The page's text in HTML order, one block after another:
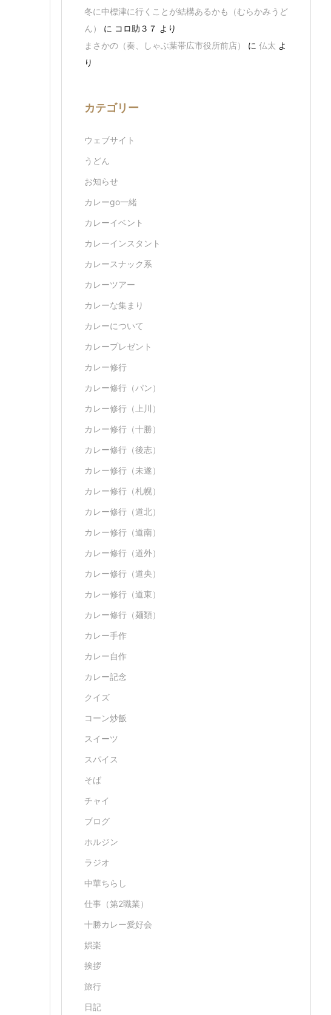
冬に中標津に行くことが結構あるかも（むらかみうど
ん）
に コロ助３７ より
まさかの（奏、しゃぶ葉帯広市役所前店）
に 仏太 よ
り
カテゴリー
ウェブサイト
うどん
お知らせ
カレーgo一緒
カレーイベント
カレーインスタント
カレースナック系
カレーツアー
カレーな集まり
カレーについて
カレープレゼント
カレー修行
カレー修行（パン）
カレー修行（上川）
カレー修行（十勝）
カレー修行（後志）
カレー修行（未遂）
カレー修行（札幌）
カレー修行（道北）
カレー修行（道南）
カレー修行（道外）
カレー修行（道央）
カレー修行（道東）
カレー修行（麺類）
カレー手作
カレー自作
カレー記念
クイズ
コーン炒飯
スイーツ
スパイス
そば
チャイ
ブログ
ホルジン
ラジオ
中華ちらし
仕事（第2職業）
十勝カレー愛好会
娯楽
挨拶
旅行
日記